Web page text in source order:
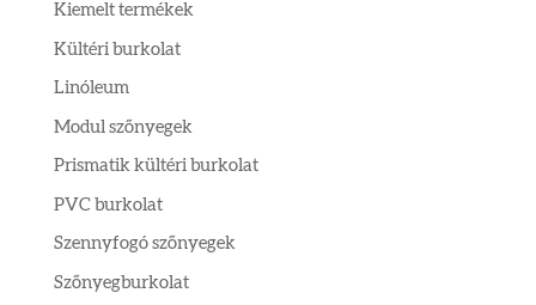
Kiemelt termékek
Kültéri burkolat
Linóleum
Modul szőnyegek
Prismatik kültéri burkolat
PVC burkolat
Szennyfogó szőnyegek
Szőnyegburkolat